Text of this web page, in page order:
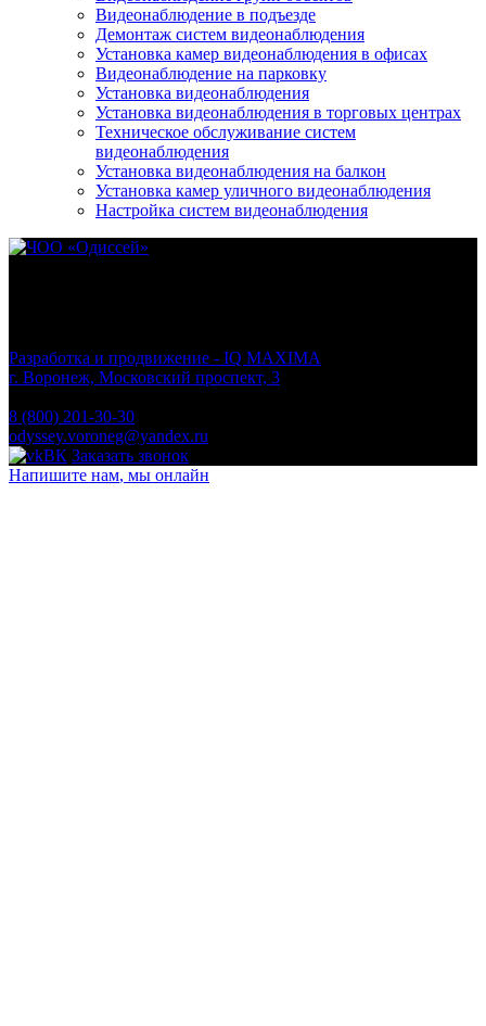
Видеонаблюдение в подъезде
Демонтаж систем видеонаблюдения
Установка камер видеонаблюдения в офисах
Видеонаблюдение на парковку
Установка видеонаблюдения
Установка видеонаблюдения в торговых центрах
Техническое обслуживание систем
видеонаблюдения
Установка видеонаблюдения на балкон
Установка камер уличного видеонаблюдения
Настройка систем видеонаблюдения
Разработка и продвижение - IQ MAXIMA
г. Воронеж, Московский проспект, 3
8 (800) 201-30-30
odyssey.voroneg@yandex.ru
ВК Заказать звонок
Напишите нам, мы онлайн